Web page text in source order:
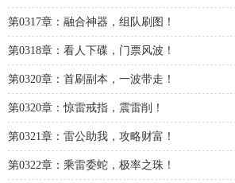
第0317章：融合神器，组队刷图！
第0318章：看人下碟，门票风波！
第0320章：首刷副本，一波带走！
第0320章：惊雷戒指，震雷削！
第0321章：雷公助我，攻略财富！
第0322章：乘雷委蛇，极率之珠！